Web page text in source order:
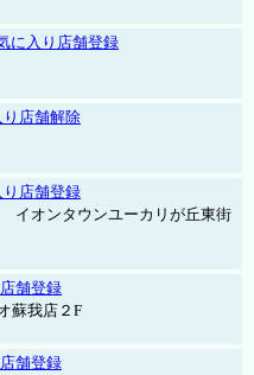
に入り店舗登録
り店舗解除
り店舗登録
オンタウンユーカリが丘東街
舗登録
蘇我店２F
舗登録